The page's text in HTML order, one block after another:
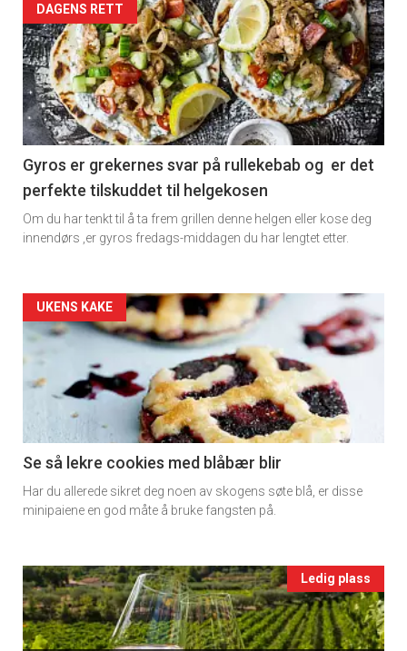
Artikler
detail
-
section
11
Dagens
rett
DAGENS RETT
Gyros er grekernes svar på rullekebab og er det
perfekte tilskuddet til helgekosen
Om du har tenkt til å ta frem grillen denne helgen eller kose deg
innendørs ,er gyros fredags-middagen du har lengtet etter.
Artikler
detail
-
section
11
Ukens
UKENS KAKE
Se så lekre cookies med blåbær blir
Har du allerede sikret deg noen av skogens søte blå, er disse
minipaiene en god måte å bruke fangsten på.
Events
single
Ledig plass